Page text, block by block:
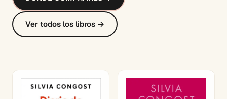
Ver todos los libros →